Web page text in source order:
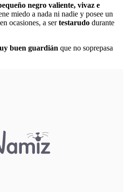
negro valiente, vivaz e
miedo a nada ni nadie y posee un
ocasiones, a sertestarudo durante
buen guardián que no soprepasa